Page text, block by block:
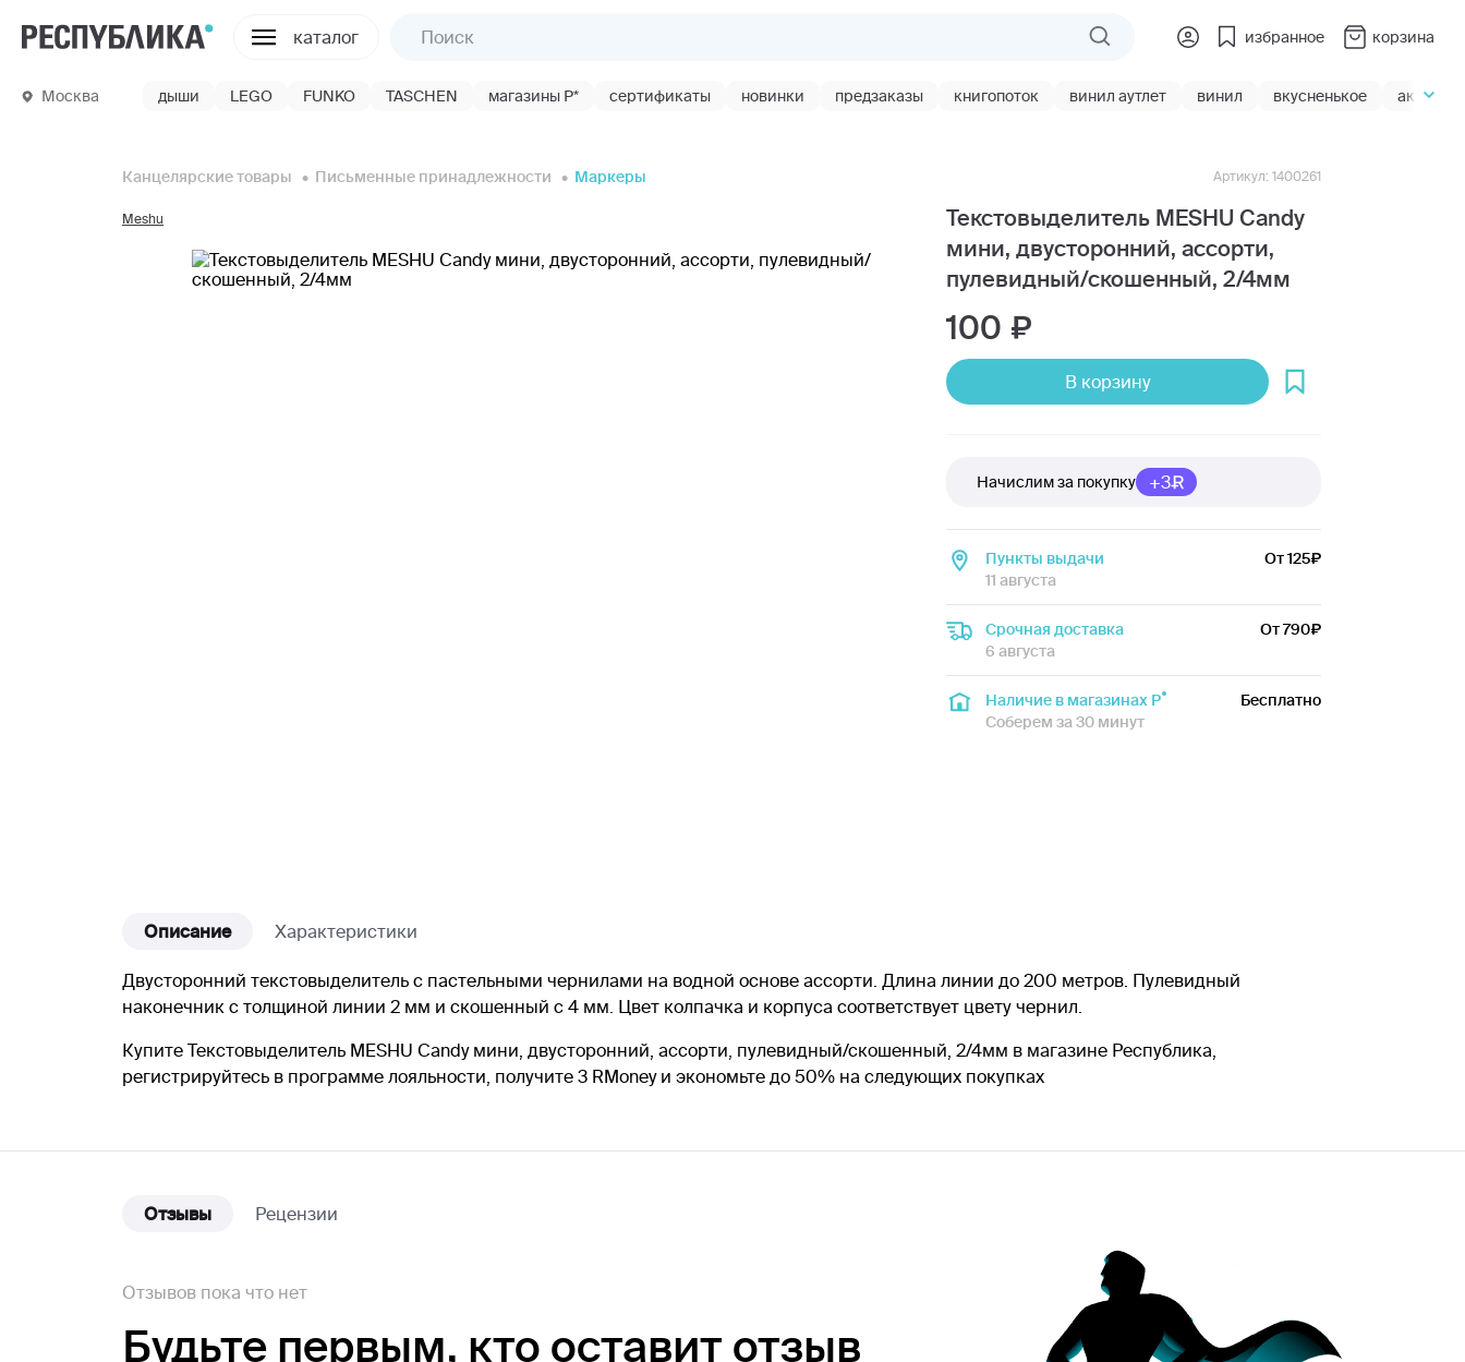
каталог избранное корзина
Москва дыши LEGO FUNKO TASCHEN магазины Р* сертификаты новинки предзаказы книгопоток винил аутлет винил вкусненькое акции
Канцелярские товары Письменные принадлежности Маркеры
Meshu
Текстовыделитель MESHU Candy
мини, двусторонний, ассорти,
пулевидный/скошенный, 2/4мм
Артикул: 1400261
100
В корзину
Начислим за покупку +3
Пункты выдачи
11 августа
От 125
Срочная доставка
6 августа
От 790
Наличие в магазинах Р
Соберем за 30 минут
Бесплатно
Описание Характеристики
Двусторонний текстовыделитель с пастельными чернилами на водной основе ассорти. Длина линии до 200 метров. Пулевидный
наконечник с толщиной линии 2 мм и скошенный с 4 мм. Цвет колпачка и корпуса соответствует цвету чернил.
Купите Текстовыделитель MESHU Candy мини, двусторонний, ассорти, пулевидный/скошенный, 2/4мм в магазине Республика,
регистрируйтесь в программе лояльности, получите 3 RMoney и экономьте до 50% на следующих покупках
Отзывы Рецензии
Отзывов пока что нет
Будьте первым, кто оставит отзыв